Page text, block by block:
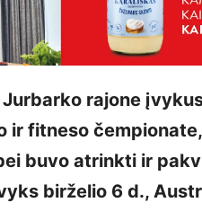
rajone
ir fitneso
buvo atrinkti ir
birželio 6 d.,